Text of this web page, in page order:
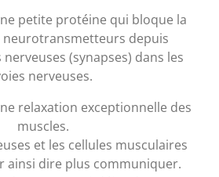
petite protéine qui bloque la
depuis
(synapses) dans les
nerveuses.
relaxation exceptionnelle des
muscles.
et les cellules musculaires
ainsi dire plus communiquer.